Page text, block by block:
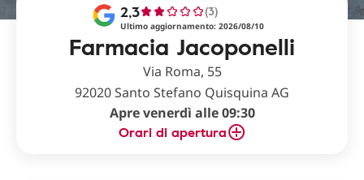
Farmacia Jacoponelli
2,3 (3)
Ultimo aggiornamento: 2026/08/10
Via Roma, 55
92020 Santo Stefano Quisquina AG
Apre venerdì alle 09:30
Orari di apertura